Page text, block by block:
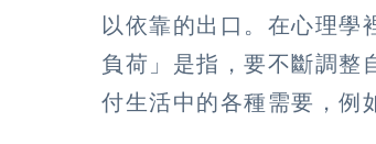
以依靠的出口。在心理學
負荷」是指，要不斷調整
付生活中的各種需要，例